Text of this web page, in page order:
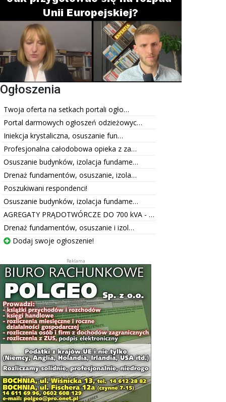
Ogłoszenia
Twoja oferta na setkach portali ogło…
Portal darmowych ogłoszeń odzieżowyc…
Iniekcja krystaliczna, osuszanie fun…
Profesjonalna całodobowa opieka z za…
Osuszanie budynków, izolacja fundame…
Drenaż fundamentów, osuszanie, izola…
Poszukiwani respondenci!
Osuszanie budynków, izolacja fundame…
AGREGATY PRĄDOTWÓRCZE DO 700 kVA - …
Drenaż fundamentów, osuszanie i izol…
Dodaj swoje ogłoszenie!